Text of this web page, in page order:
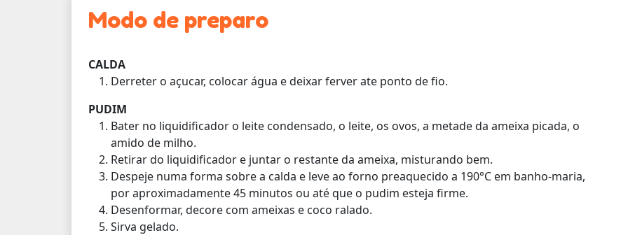
Modo de preparo
CALDA
Derreter o açucar, colocar água e deixar ferver ate ponto de fio.
PUDIM
Bater no liquidificador o leite condensado, o leite, os ovos, a metade da ameixa picada, o
amido de milho.
Retirar do liquidificador e juntar o restante da ameixa, misturando bem.
Despeje numa forma sobre a calda e leve ao forno preaquecido a 190°C em banho-maria,
por aproximadamente 45 minutos ou até que o pudim esteja firme.
Desenformar, decore com ameixas e coco ralado.
Sirva gelado.